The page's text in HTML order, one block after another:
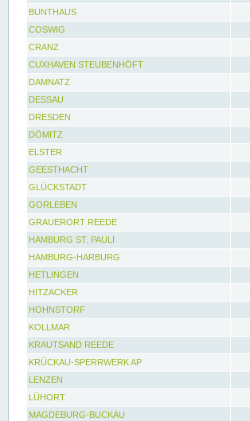
BUNTHAUS
COSWIG
CRANZ
CUXHAVEN STEUBENHÖFT
DAMNATZ
DESSAU
DRESDEN
DÖMITZ
ELSTER
GEESTHACHT
GLÜCKSTADT
GORLEBEN
GRAUERORT REEDE
HAMBURG ST. PAULI
HAMBURG-HARBURG
HETLINGEN
HITZACKER
HOHNSTORF
KOLLMAR
KRAUTSAND REEDE
KRÜCKAU-SPERRWERK AP
LENZEN
LÜHORT
MAGDEBURG-BUCKAU